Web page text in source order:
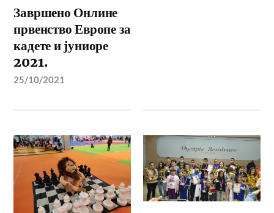
Завршено Онлине
првенство Европе за
кадете и јуниоре
2021.
25/10/2021